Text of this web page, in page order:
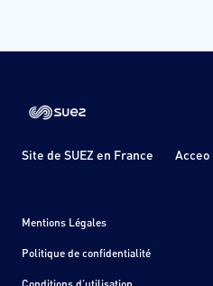
Site de SUEZ en France
Mentions Légales
Politique de confidentialité